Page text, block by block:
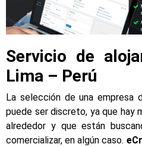
Servicio de
Lima – Perú
La selección de una empresa
puede ser discreto, ya que hay
alrededor y que están
comercializar, en algún caso.